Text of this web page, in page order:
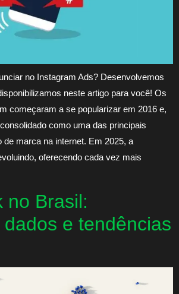
no Instagram Ads? Desenvolvemos
neste artigo para você! Os
começaram a se popularizar em 2016 e,
como uma das principais
de marca na internet. Em 2025, a
oferecendo cada vez mais
no Brasil:
e tendências